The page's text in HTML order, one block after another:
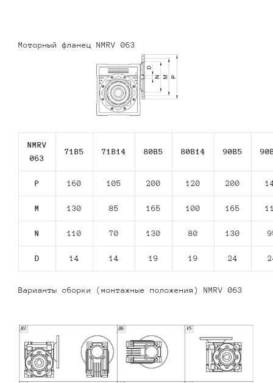
Моторный фланец NMRV 063
NMRV
063
71В5 71В14 80В5 80В14 90В5
P 160 105 200 120 200
M 130 85 165 100 165
N 110 70 130 80 130
D 14 14 19 19 24
Варианты сборки (монтажные положения) NMRV 063